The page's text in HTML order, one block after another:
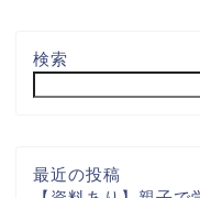
検索
最近の投稿